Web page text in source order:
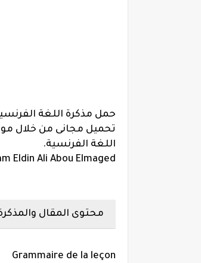
حمل مذكرة اللغة
تحميل مجانى من خلال
اللغة الفرنسية.
Eldin Ali Abou Elmaged.
محتوى المقال
Grammaire de la leçon